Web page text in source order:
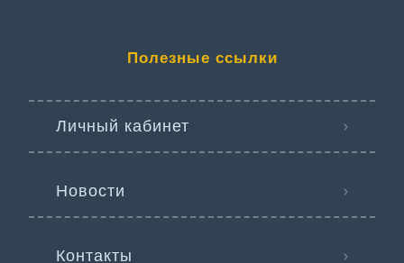
Полезные ссылки
Личный кабинет
Новости
Контакты